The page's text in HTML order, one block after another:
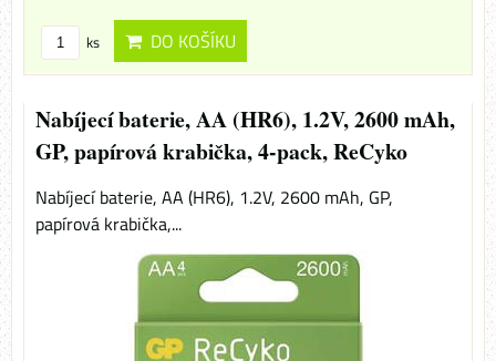
ks DO KOŠÍKU
Nabíjecí baterie, AA (HR6), 1.2V, 2600 mAh,
GP, papírová krabička, 4-pack, ReCyko
Nabíjecí baterie, AA (HR6), 1.2V, 2600 mAh, GP,
papírová krabička,...